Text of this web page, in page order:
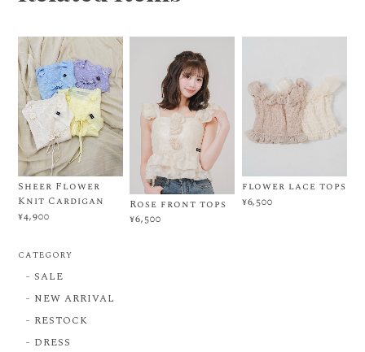
Sheer Flower
Knit Cardigan
¥4,900
Rose front tops
¥6,500
flower lace tops
¥6,500
CATEGORY
SALE
NEW ARRIVAL
RESTOCK
DRESS